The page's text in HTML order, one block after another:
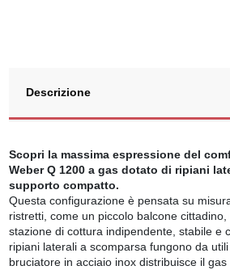
Descrizione
Scopri la massima espressione del
Weber Q 1200 a gas dotato di ripiani
supporto compatto.
Questa configurazione è pensata su
ristretti, come un piccolo balcone
stazione di cottura indipendente, stabile e
ripiani laterali a scomparsa fungono da
bruciatore in acciaio inox distribuisce il